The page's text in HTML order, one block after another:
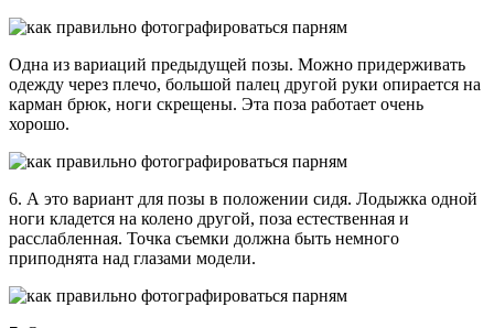
Одна из вариаций предыдущей позы. Можно придерживать
одежду через плечо, большой палец другой руки опирается на
карман брюк, ноги скрещены. Эта поза работает очень
хорошо.
6. А это вариант для позы в положении сидя. Лодыжка одной
ноги кладется на колено другой, поза естественная и
расслабленная. Точка съемки должна быть немного
приподнята над глазами модели.